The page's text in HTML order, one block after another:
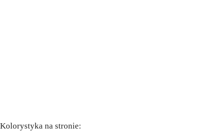
Kolorystyka na stronie: